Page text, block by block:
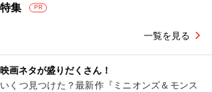
集
PR
一覧を見る
映画ネタが盛りだくさん！
いくつ見つけた？最新作『ミニオンズ＆モンス